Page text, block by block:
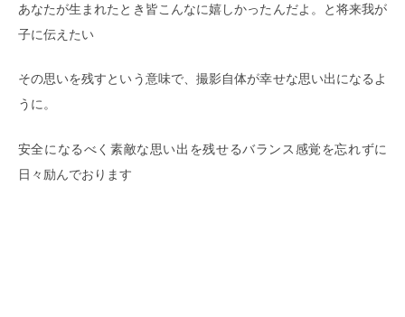
あなたが生まれたとき皆こんなに嬉しかったんだよ。と将来我が
子に伝えたい
その思いを残すという意味で、撮影自体が幸せな思い出になるよ
うに。
安全になるべく素敵な思い出を残せるバランス感覚を忘れずに
日々励んでおります